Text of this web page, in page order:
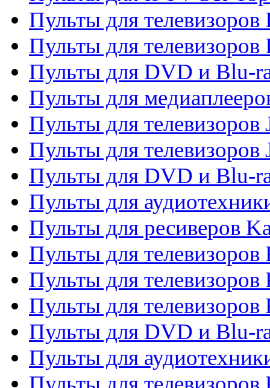
Пульты для телевизоров
Пульты для телевизоров
Пульты для DVD и Blu-
Пульты для
Пульты для телевизоров
Пульты для телевизоров
Пульты для DVD и Blu-
Пульты для
Пульты для ресиверов
Пульты для телевизоров
Пульты для телевизоров
Пульты для телевизоров
Пульты для DVD и Blu-
Пульты для